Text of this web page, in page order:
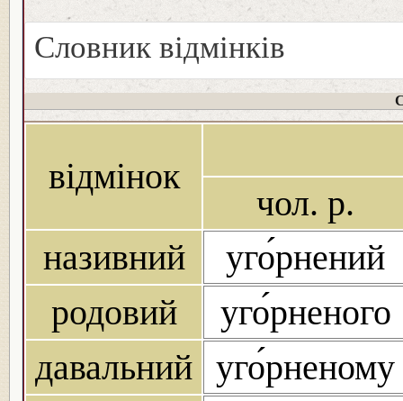
Словник відмінків
відмінок
чол. р.
називний
уго́рнений
родовий
уго́рненого
давальний уго́рненому